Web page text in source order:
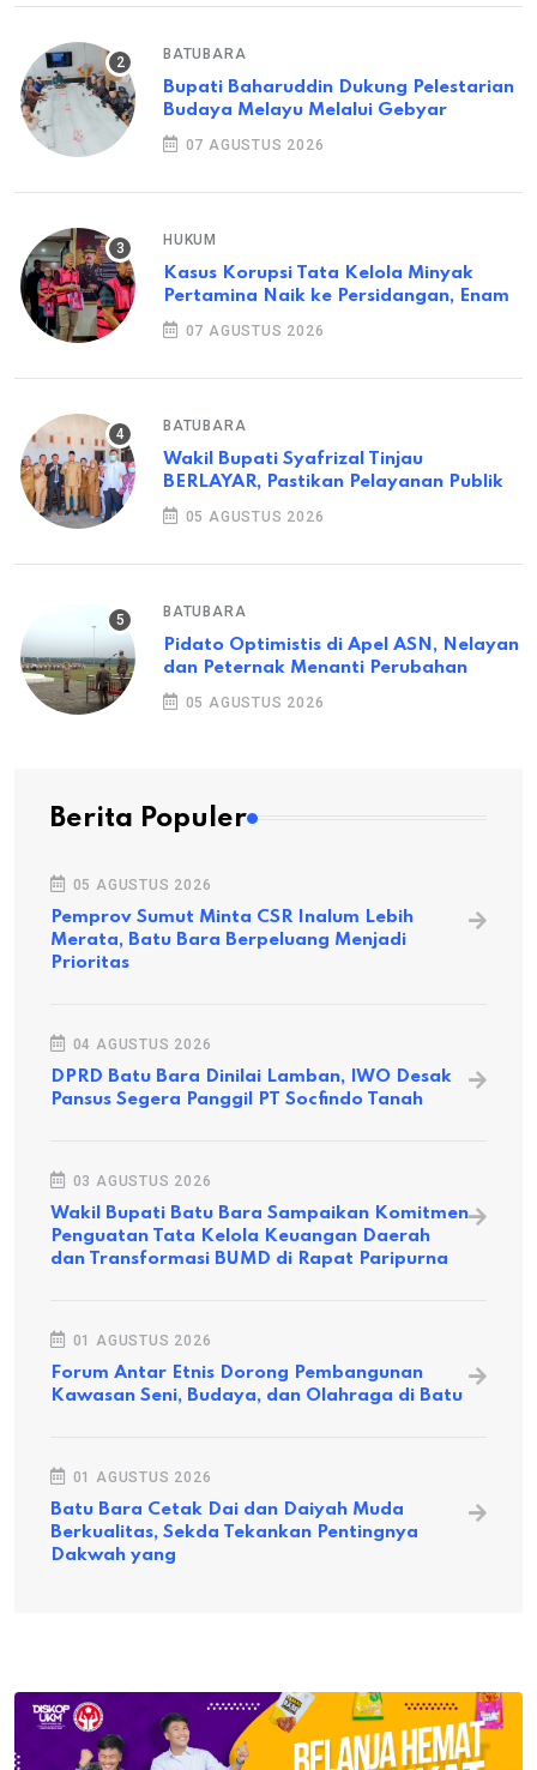
BATUBARA
Bupati Baharuddin Dukung Pelestarian
Budaya Melayu Melalui Gebyar
07 AGUSTUS 2026
HUKUM
Kasus Korupsi Tata Kelola Minyak
Pertamina Naik ke Persidangan, Enam
07 AGUSTUS 2026
BATUBARA
Wakil Bupati Syafrizal Tinjau
BERLAYAR, Pastikan Pelayanan Publik
05 AGUSTUS 2026
BATUBARA
Pidato Optimistis di Apel ASN, Nelayan
dan Peternak Menanti Perubahan
05 AGUSTUS 2026
Berita Populer
05 AGUSTUS 2026
Pemprov Sumut Minta CSR Inalum Lebih
Merata, Batu Bara Berpeluang Menjadi
Prioritas
04 AGUSTUS 2026
DPRD Batu Bara Dinilai Lamban, IWO Desak
Pansus Segera Panggil PT Socfindo Tanah
03 AGUSTUS 2026
Wakil Bupati Batu Bara Sampaikan Komitmen
Penguatan Tata Kelola Keuangan Daerah
dan Transformasi BUMD di Rapat Paripurna
01 AGUSTUS 2026
Forum Antar Etnis Dorong Pembangunan
Kawasan Seni, Budaya, dan Olahraga di Batu
01 AGUSTUS 2026
Batu Bara Cetak Dai dan Daiyah Muda
Berkualitas, Sekda Tekankan Pentingnya
Dakwah yang